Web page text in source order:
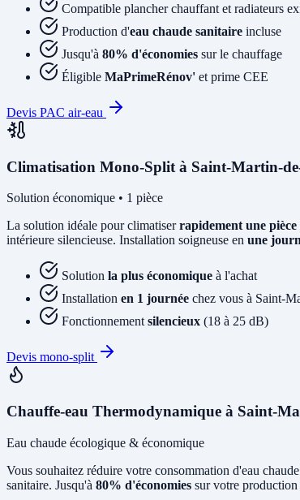
Compatible plancher chauffant et radiateurs
Production d'eau chaude sanitaire incluse
Jusqu'à 80% d'économies sur le chauffage
Éligible MaPrimeRénov' et prime CEE
Devis PAC air-eau
Climatisation Mono-Split à Saint-Martin-
Solution économique • 1 pièce
La solution idéale pour climatiserrapidement une
intérieure silencieuse. Installation soigneuse en une
Solution la plus économique à l'achat
Installation en 1 journée chez vous à Saint-
Fonctionnement silencieux (18 à 25 dB)
Devis mono-split
Chauffe-eau Thermodynamique à Saint-
Eau chaude écologique & économique
Vous souhaitez réduire votre consommation d'eau
sanitaire. Jusqu'à 80% d'économies sur votre production